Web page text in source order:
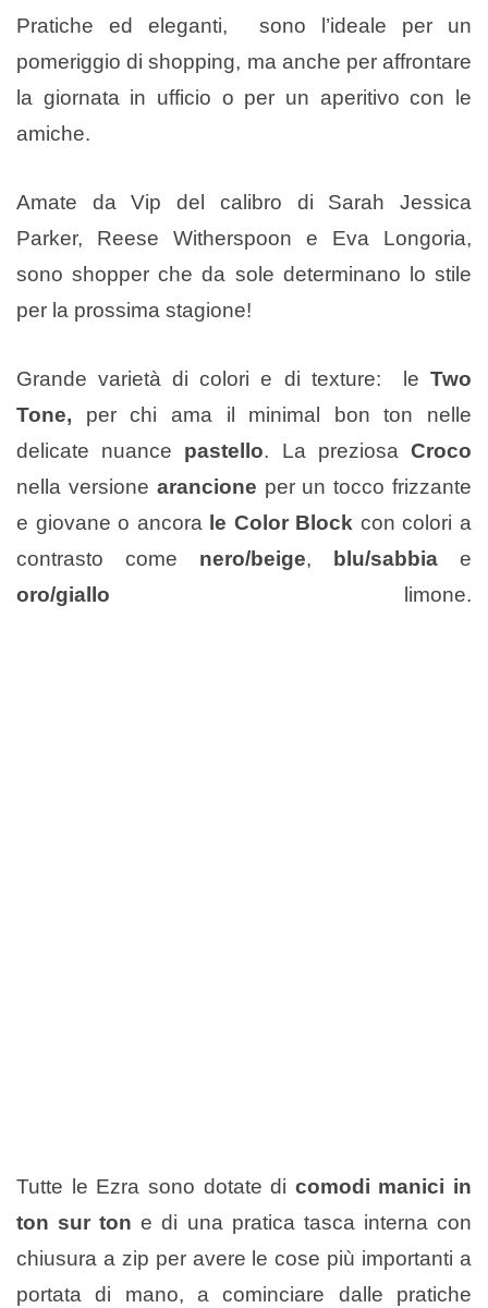
Pratiche ed eleganti, sono l’ideale per un
pomeriggio di shopping, ma anche per affrontare
la giornata in ufficio o per un aperitivo con le
amiche.
Amate da Vip del calibro di Sarah Jessica
Parker, Reese Witherspoon e Eva Longoria,
sono shopper che da sole determinano lo stile
per la prossima stagione!
Grande varietà di colori e di texture: le Two
Tone, per chi ama il minimal bon ton nelle
delicate nuance pastello. La preziosaCroco
nella versione arancione per un tocco frizzante
e giovane o ancora le Color Block con colori a
contrasto come nero/beige, blu/sabbia e
oro/giallo limone.
Tutte le Ezra sono dotate di comodi manici in
ton sur ton e di una pratica tasca interna con
chiusura a zip per avere le cose più importanti a
portata di mano, a cominciare dalle pratiche